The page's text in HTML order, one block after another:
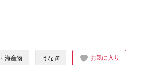
海産物 うなぎ お気に入り